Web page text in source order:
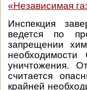
«Независимая
Инспекция
ведется по
запрещении
уничтожения.
считается
крайней